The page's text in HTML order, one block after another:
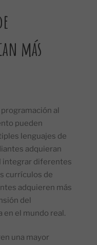
más
al
pueden
lenguajes de
adquieran
integrar diferentes
currículos de
adquieren más
del
el mundo real.
una mayor